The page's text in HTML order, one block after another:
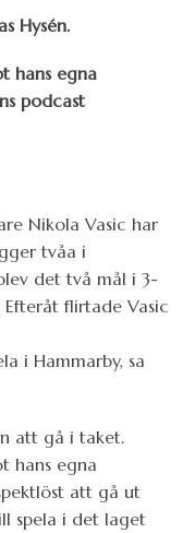
Hysén.
hans egna
podcast
Nikola Vasic har
tvåa i
det två mål i 3-
flirtade Vasic
i Hammarby, sa
att gå i taket.
hans egna
att gå ut
spela i det laget